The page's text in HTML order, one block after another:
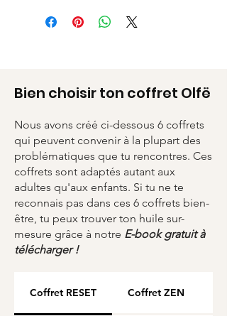
façonné à la main
doré recyclé à 50%
Garantie sans plomb, sans
nickel, sans cadium
Perles de verre Miyuki
Carte en papier FSC
Packaging en tissu recyclé
Bien choisir ton coffret Olfë
Nous avons créé ci-dessous 6 coffrets
qui peuvent convenir à la plupart des
problématiques que tu rencontres. Ces
coffrets sont adaptés autant aux
adultes qu'aux enfants. Si tu ne te
reconnais pas dans ces 6 coffrets bien-
être, tu peux trouver ton huile sur-
mesure grâce à notre E-book gratuit à
télécharger !
Coffret RESET Coffret ZEN